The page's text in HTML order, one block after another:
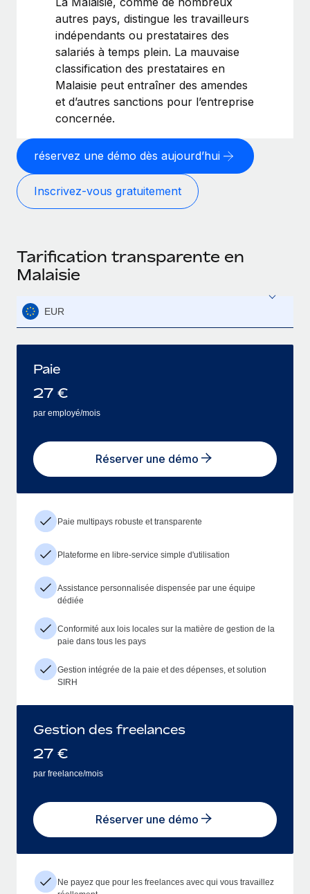
autres pays, distingue les travailleurs
indépendants ou prestataires des
salariés à temps plein. La mauvaise
classification des prestataires en
Malaisie peut entraîner des amendes
et d’autres sanctions pour l’entreprise
concernée.
réservez une démo dès aujourd’hui
Inscrivez-vous gratuitement
Tarification transparente en
Malaisie
EUR
Paie
27 €
par employé/mois
Réserver une démo
Paie multipays robuste et transparente
Plateforme en libre-service simple d'utilisation
Assistance personnalisée dispensée par une équipe
dédiée
Conformité aux lois locales sur la matière de gestion de la
paie dans tous les pays
Gestion intégrée de la paie et des dépenses, et solution
SIRH
Gestion des freelances
27 €
par freelance/mois
Réserver une démo
Ne payez que pour les freelances avec qui vous travaillez